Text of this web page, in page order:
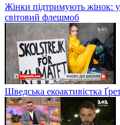
Жінки підтримують жінок:
світовий флешмоб
Шведська екоактивістка